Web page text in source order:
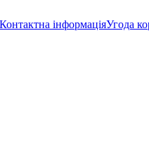
Контактна інформаціяУгода